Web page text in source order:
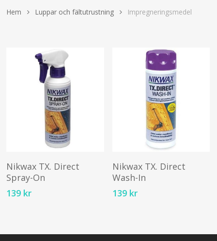
Hem Luppar och fältutrustning Impregneringsmedel
Lägg Till I Varukorg
Nikwax TX. Direct
Spray-On
139 kr
Lägg Till I Varukorg
Nikwax TX. Direct
Wash-In
139 kr